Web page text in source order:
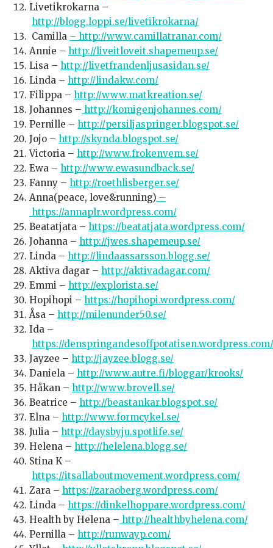
Livetikrokarna –
http://blogg.loppi.se/livetikrokarna/
Camilla – http://www.camillatranar.com/
Annie – http://liveitloveit.shapemeup.se/
Lisa – http://livetfrandenljusasidan.se/
Linda – http://lindakw.com/
Filippa – http://www.matkreation.se/
Johannes – http://komigenjohannes.com/
Pernille – http://persiljaspringer.blogspot.se/
Jojo – http://skynda.blogspot.se/
Victoria – http://www.frokenvem.se/
Ewa – http://www.ewasundback.se/
Fanny – http://roethlisberger.se/
Anna(peace, love&running) –
https://annaplr.wordpress.com/
Beatatjata – https://beatatjata.wordpress.com/
Johanna – http://jwes.shapemeup.se/
Linda – http://lindaassarsson.blogg.se/
Aktiva dagar – http://aktivadagar.com/
Emmi – http://explorista.se/
Hopihopi – https://hopihopi.wordpress.com/
Åsa – http://milenunder50.se/
Ida –
https://denspringandesoffpotatisen.wordpress.com/
Jayzee – http://jayzee.blogg.se/
Daniela – http://www.autre.fi/bloggar/krooks/
Håkan – http://www.brovell.se/
Beatrice – http://beastankar.blogspot.se/
Elna – http://www.formcykel.se/
Julia – http://daysbyju.spotlife.se/
Helena – http://helelena.blogg.se/
Stina K –
https://itsallaboutmovement.wordpress.com/
Zara – https://zaraoberg.wordpress.com/
Linda – https://dinkelhoppare.wordpress.com/
Health by Helena – http://healthbyhelena.com/
Pernilla – http://runwayp.com/